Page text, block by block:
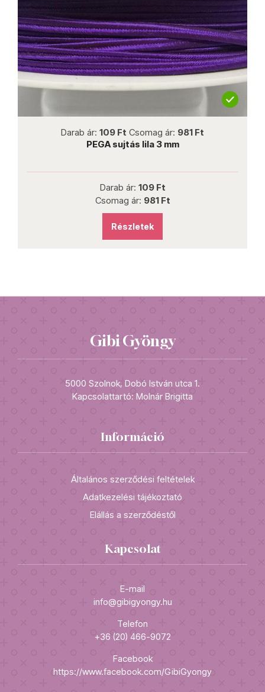
Darab ár: 109 Ft Csomag ár: 981 Ft
PEGA sujtás lila 3 mm
Darab ár: 109 Ft
Csomag ár: 981 Ft
Részletek
Gibi Gyöngy
5000 Szolnok, Dobó István utca 1.
Kapcsolattartó: Molnár Brigitta
Információ
Általános szerződési feltételek
Adatkezelési tájékoztató
Elállás a szerződéstől
Kapcsolat
E-mail
info@gibigyongy.hu
Telefon
+36 (20) 466-9072
Facebook
https://www.facebook.com/GibiGyongy